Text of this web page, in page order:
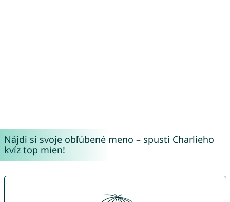
Nájdi si svoje obľúbené meno – spusti Charlieho
kvíz top mien!